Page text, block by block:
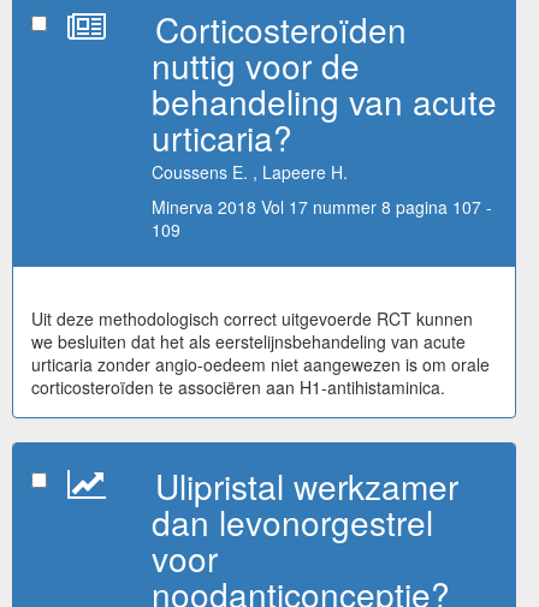
Corticosteroïden
nuttig voor de
behandeling van acute
urticaria?
Coussens E. , Lapeere H.
Minerva 2018 Vol 17 nummer 8 pagina 107 -
109
Uit deze methodologisch correct uitgevoerde RCT kunnen
we besluiten dat het als eerstelijnsbehandeling van acute
urticaria zonder angio-oedeem niet aangewezen is om orale
corticosteroïden te associëren aan H1-antihistaminica.
Ulipristal werkzamer
dan levonorgestrel
voor
noodanticonceptie?